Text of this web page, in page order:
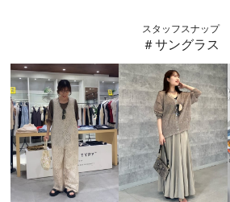
スタッフスナップ
＃サングラス